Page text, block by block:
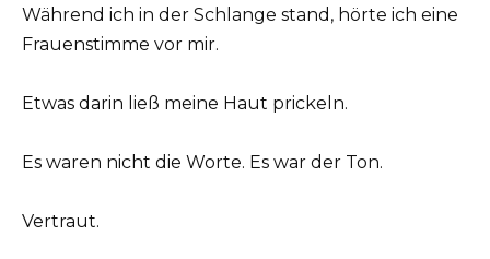
Während ich in der Schlange stand, hörte ich eine
Frauenstimme vor mir.
Etwas darin ließ meine Haut prickeln.
Es waren nicht die Worte. Es war der Ton.
Vertraut.